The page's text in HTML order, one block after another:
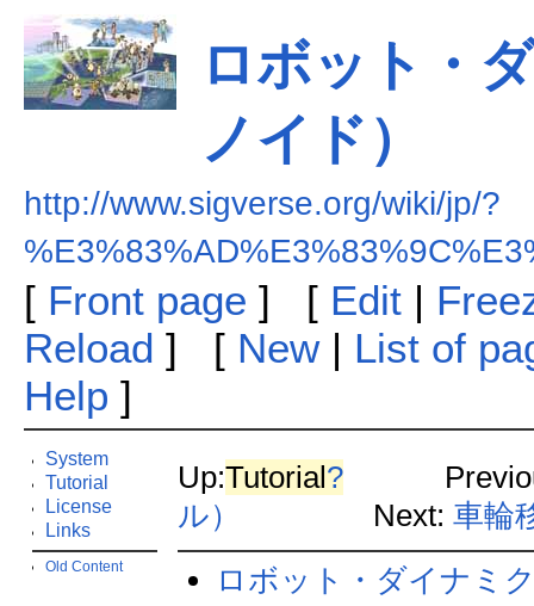
ロボット・
ノイド）
http://www.sigverse.org/wiki/jp/?
[ Front page ] [ Edit|
Reload ] [ New| List of
Help ]
System
Tutorial
License
Links
Old Content
Up:Tutorial?
ル）
Next:車輪
ロボット・ダイナミ